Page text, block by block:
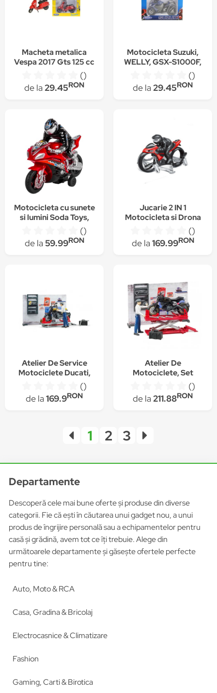
Macheta metalica
Vespa 2017 Gts 125 cc
()
de la29.45RON
Motocicleta Suzuki,
WELLY, GSX-S1000F,
albastru/negru, + 3
ani23280
()
de la29.45RON
Motocicleta cu sunete
si lumini Soda Toys,
model King of the
Street + cadou
popsocket S-Fresh
()
de la59.99RON
Jucarie 2 IN 1
Motocicleta si Drona
Telecomanda, Rotire
la 360° , Drifturi si
()
de la169.99RON
Atelier De Service
Motociclete Ducati,
()
de la169.9RON
Atelier De
Motociclete, Set
()
de la211.88RON
1 2 3
Departamente
Descoperă cele mai bune oferte și produse din diverse
categorii. Fie că ești în căutarea unui gadget nou, a unui
produs de îngrijire personală sau a echipamentelor pentru
casă și grădină, avem tot ce îți trebuie. Alege din
următoarele departamente și găsește ofertele perfecte
pentru tine:
Auto, Moto & RCA
Casa, Gradina & Bricolaj
Electrocasnice & Climatizare
Fashion
Gaming, Carti & Birotica